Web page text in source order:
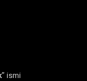
” ismi